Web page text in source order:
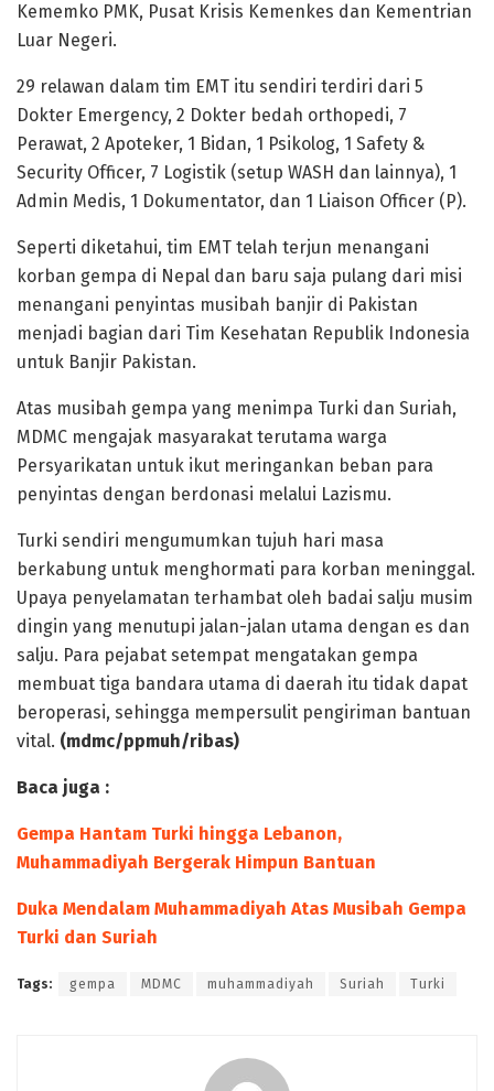
Kememko PMK, Pusat Krisis Kemenkes dan Kementrian
Luar Negeri.
29 relawan dalam tim EMT itu sendiri terdiri dari 5
Dokter Emergency, 2 Dokter bedah orthopedi, 7
Perawat, 2 Apoteker, 1 Bidan, 1 Psikolog, 1 Safety &
Security Officer, 7 Logistik (setup WASH dan lainnya), 1
Admin Medis, 1 Dokumentator, dan 1 Liaison Officer (P).
Seperti diketahui, tim EMT telah terjun menangani
korban gempa di Nepal dan baru saja pulang dari misi
menangani penyintas musibah banjir di Pakistan
menjadi bagian dari Tim Kesehatan Republik Indonesia
untuk Banjir Pakistan.
Atas musibah gempa yang menimpa Turki dan Suriah,
MDMC mengajak masyarakat terutama warga
Persyarikatan untuk ikut meringankan beban para
penyintas dengan berdonasi melalui Lazismu.
Turki sendiri mengumumkan tujuh hari masa
berkabung untuk menghormati para korban meninggal.
Upaya penyelamatan terhambat oleh badai salju musim
dingin yang menutupi jalan-jalan utama dengan es dan
salju. Para pejabat setempat mengatakan gempa
membuat tiga bandara utama di daerah itu tidak dapat
beroperasi, sehingga mempersulit pengiriman bantuan
vital. (mdmc/ppmuh/ribas)
Baca juga :
Gempa Hantam Turki hingga Lebanon,
Muhammadiyah Bergerak Himpun Bantuan
Duka Mendalam Muhammadiyah Atas Musibah Gempa
Turki dan Suriah
Tags: gempa MDMC muhammadiyah Suriah Turki